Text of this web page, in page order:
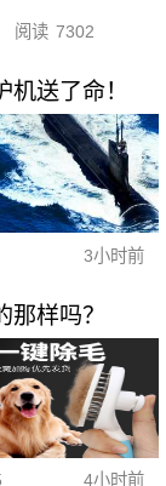
阅读 7302
送了命！
3小时前
样吗？
4小时前